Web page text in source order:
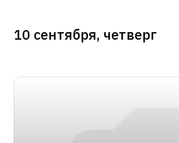
10 сентября, четверг